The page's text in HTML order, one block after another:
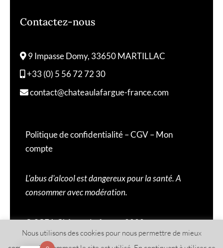
Contactez-nous
9 Impasse Domy, 33650 MARTILLAC
+33 (0) 5 56 72 72 30
contact@chateaulafargue-france.com
Politique de confidentialité–CGV–Mon
compte
L'abus d'alcool est dangereux pour la santé. A
consommer avec modération.
© SCEA Château Lafargue 2020
Nous utilisons des cookies pour nous permettre de mieux